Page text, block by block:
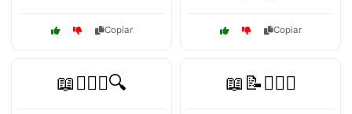
Copiar Copiar
📖👩‍⚖️⚖️🔍 📖📝👨‍⚖️⚖️